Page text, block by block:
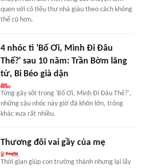
quen với cô tiểu thư nhà giàu theo cách không
thể cũ hơn.
4 nhóc tì 'Bố Ơi, Mình Đi Đâu
Thế?' sau 10 năm: Trần Bờm lãng
tử, Bi Béo già dặn
Từng gây sốt trong 'Bố Ơi, Mình Đi Đâu Thế?',
những cậu nhóc này giờ đã khôn lớn, trông
khác xưa rất nhiều.
Thương đôi vai gầy của mẹ
Thời gian giúp con trưởng thành nhưng lại lấy